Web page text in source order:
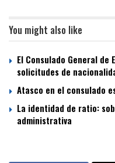
You might also like
El Consulado General de
solicitudes de
Atasco en el consulado
La identidad de ratio:
administrativa